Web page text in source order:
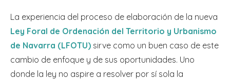
La experiencia del proceso de elaboración de la nueva
Ley Foral de Ordenación del Territorio y Urbanismo
de Navarra (LFOTU) sirve como un buen caso de este
cambio de enfoque y de sus oportunidades. Uno
donde la ley no aspire a resolver por sí sola la